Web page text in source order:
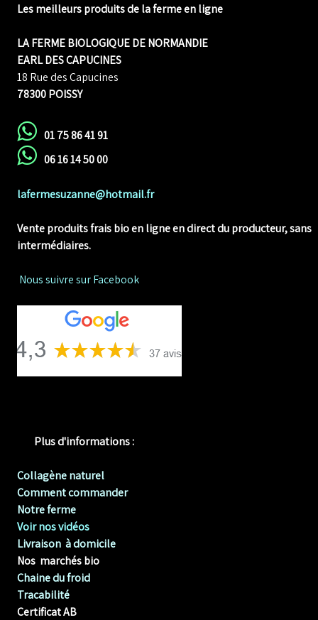
Les meilleurs produits de la ferme en ligne
LA FERME BIOLOGIQUE DE NORMANDIE
EARL DES CAPUCINES
18 Rue des Capucines
78300 POISSY
01 75 86 41 91
06 16 14 50 00
lafermesuzanne@hotmail.fr
Vente produits frais bio en ligneen direct du producteur, sans
intermédiaires.
Nous suivre sur Facebook
Plus d'informations :
Collagène naturel
Comment commander
Notre ferme
Voir nos vidéos
Livraison à domicile
Nos marchés bio
Chaine du froid
Tracabilité
Certificat AB